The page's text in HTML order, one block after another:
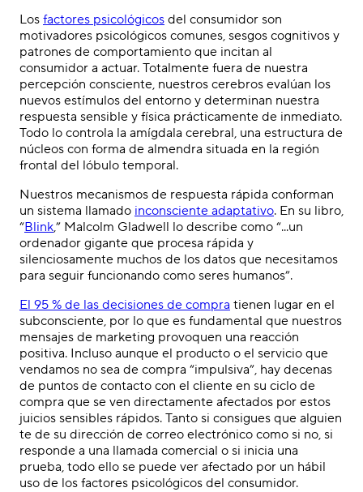
Los factores psicológicos del consumidor son
motivadores psicológicos comunes, sesgos cognitivos y
patrones de comportamiento que incitan al
consumidor a actuar. Totalmente fuera de nuestra
percepción consciente, nuestros cerebros evalúan los
nuevos estímulos del entorno y determinan nuestra
respuesta sensible y física prácticamente de inmediato.
Todo lo controla la amígdala cerebral, una estructura de
núcleos con forma de almendra situada en la región
frontal del lóbulo temporal.
Nuestros mecanismos de respuesta rápida conforman
un sistema llamado inconsciente adaptativo. En su libro,
“Blink,” Malcolm Gladwell lo describe como “...un
ordenador gigante que procesa rápida y
silenciosamente muchos de los datos que necesitamos
para seguir funcionando como seres humanos”.
El 95 % de las decisiones de compra tienen lugar en el
subconsciente, por lo que es fundamental que nuestros
mensajes de marketing provoquen una reacción
positiva. Incluso aunque el producto o el servicio que
vendamos no sea de compra “impulsiva”, hay decenas
de puntos de contacto con el cliente en su ciclo de
compra que se ven directamente afectados por estos
juicios sensibles rápidos. Tanto si consigues que alguien
te de su dirección de correo electrónico como si no, si
responde a una llamada comercial o si inicia una
prueba, todo ello se puede ver afectado por un hábil
uso de los factores psicológicos del consumidor.